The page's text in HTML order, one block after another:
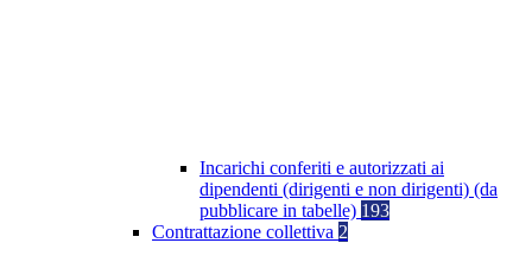
Incarichi conferiti e autorizzati ai
dipendenti (dirigenti e non dirigenti) (da
pubblicare in tabelle) 193
Contrattazione collettiva 2